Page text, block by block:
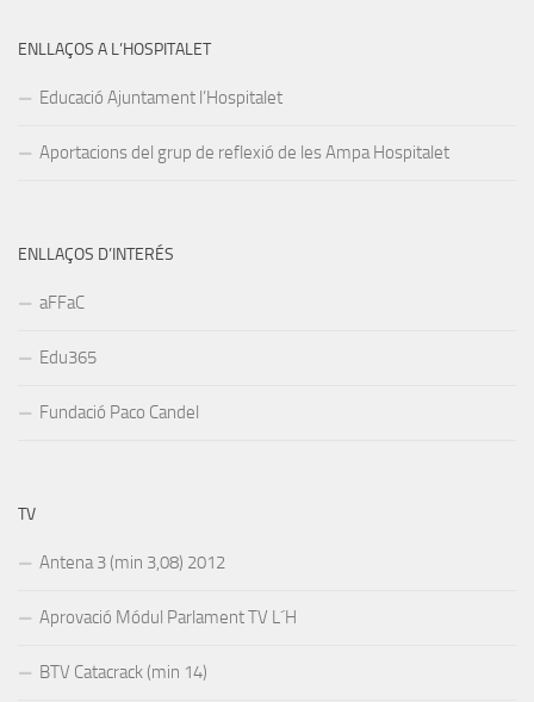
ENLLAÇOS A L’HOSPITALET
Educació Ajuntament l’Hospitalet
Aportacions del grup de reflexió de les Ampa Hospitalet
ENLLAÇOS D’INTERÉS
aFFaC
Edu365
Fundació Paco Candel
TV
Antena 3 (min 3,08) 2012
Aprovació Módul Parlament TV L´H
BTV Catacrack (min 14)